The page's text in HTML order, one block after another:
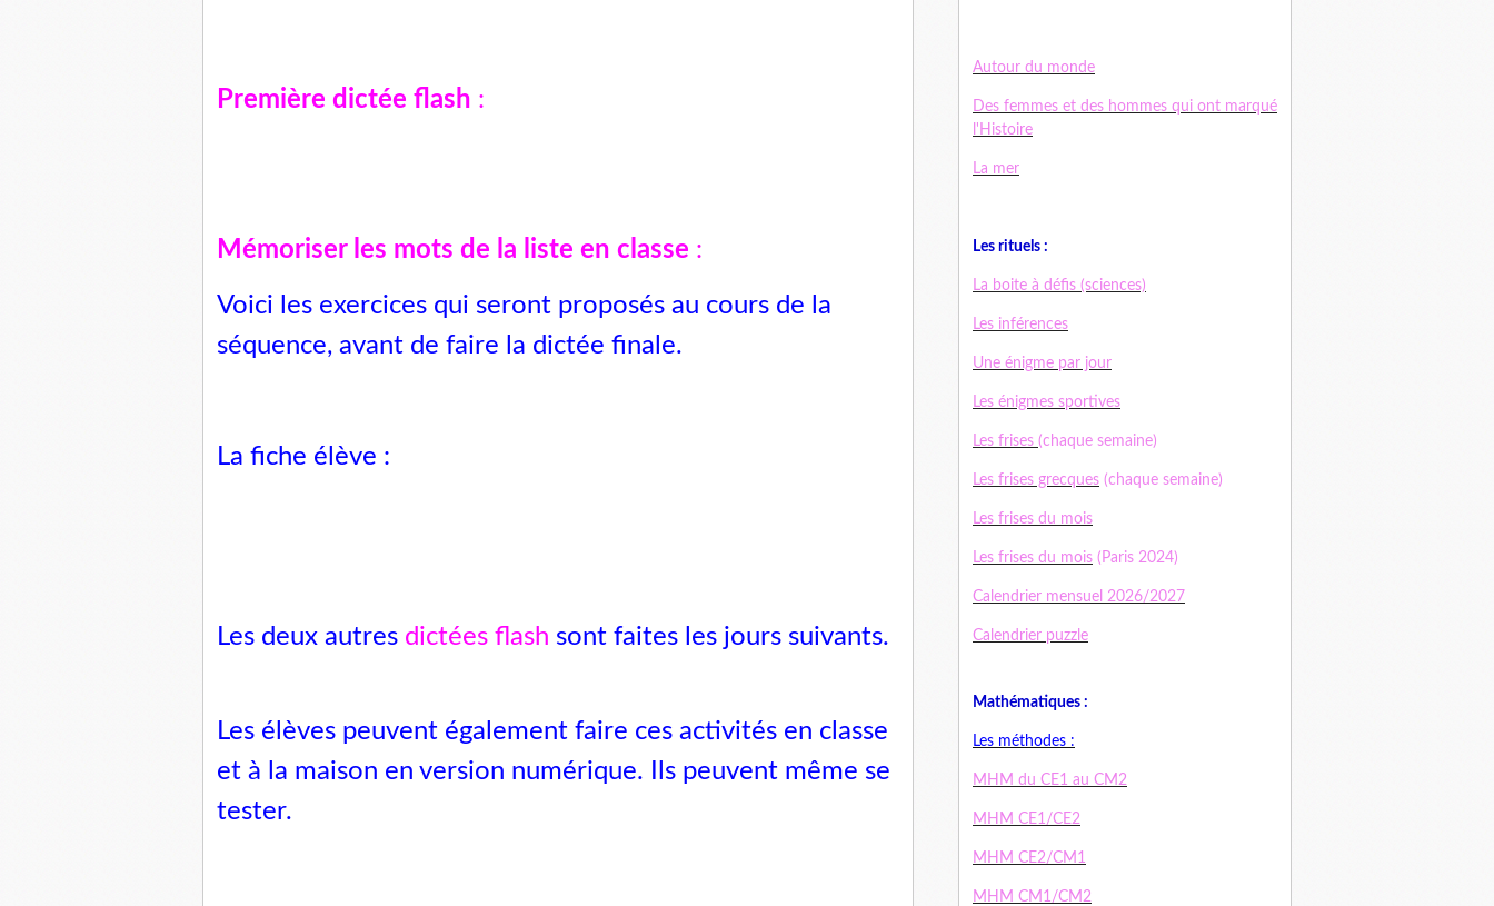
Première dictée flash :
Mémoriser les mots de la liste en classe :
Voici les exercices qui seront proposés au cours de la
séquence, avant de faire la dictée finale.
La fiche élève :
Les deux autres dictées flash sont faites les jours suivants.
Les élèves peuvent également faire ces activités en classe
et à la maison en version numérique. Ils peuvent même se
tester.
Autour du monde
Des femmes et des hommes qui ont marqué
l'Histoire
La mer
Les rituels :
La boite à défis (sciences)
Les inférences
Une énigme par jour
Les énigmes sportives
Les frises (chaque semaine)
Les frises grecques (chaque semaine)
Les frises du mois
Les frises du mois (Paris 2024)
Calendrier mensuel 2026/2027
Calendrier puzzle
Mathématiques :
Les méthodes :
MHM du CE1 au CM2
MHM CE1/CE2
MHM CE2/CM1
MHM CM1/CM2